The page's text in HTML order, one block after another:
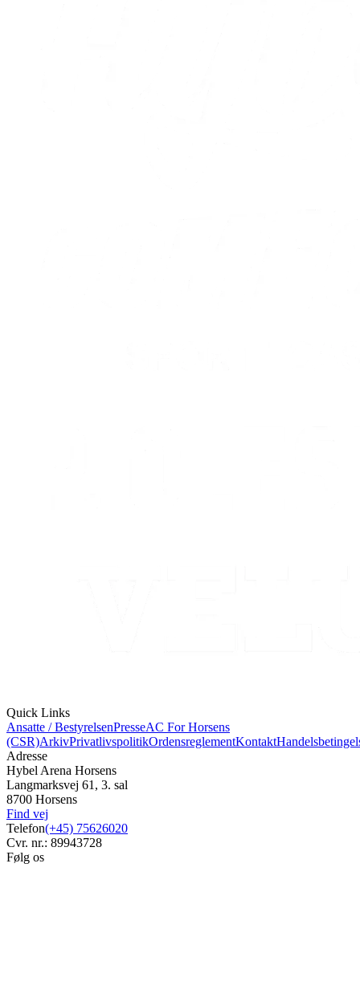
Quick Links
Ansatte / BestyrelsenPresseAC For Horsens
(CSR)ArkivPrivatlivspolitikOrdensreglementKontakt
Adresse
Hybel Arena Horsens
Langmarksvej 61, 3. sal
8700 Horsens
Find vej
Telefon(+45) 75626020
Cvr. nr.: 89943728
Følg os